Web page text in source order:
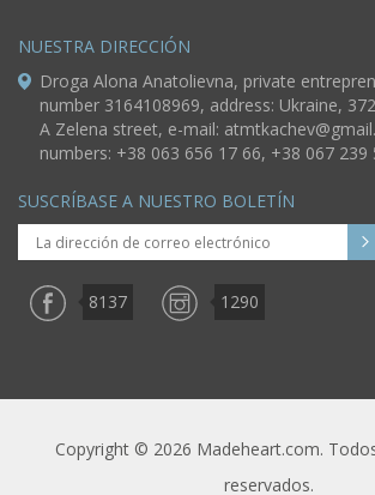
NUESTRA DIRECCIÓN
Droga Alona Anatolievna, private
number 3164108969, address: Ukraine,
A Zelena street, e-mail:
numbers: +38 063 656 17 66, +38 067 239
SUSCRÍBASE A NUESTRO BOLETÍN
8137 1290
Copyright © 2026 Madeheart.com.
reservados.